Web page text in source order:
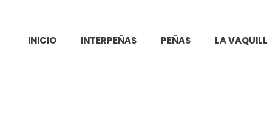
INICIO INTERPEÑAS PEÑAS LA